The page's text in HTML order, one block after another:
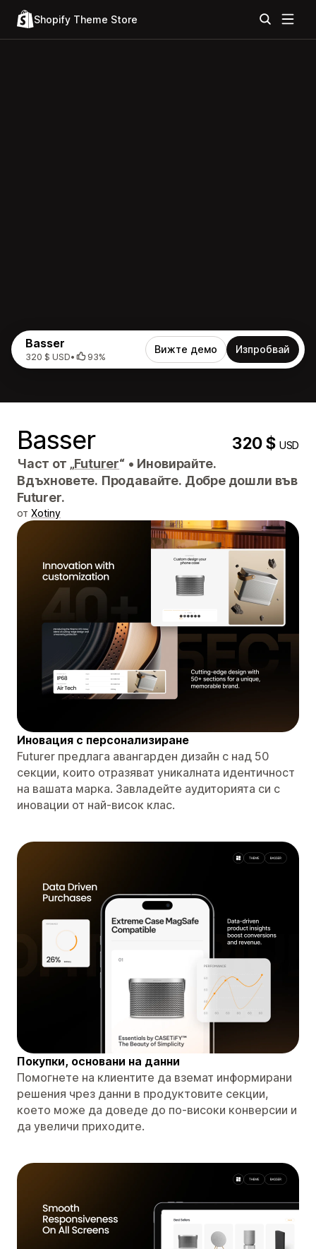
Shopify Theme Store
Basser
320 $ USD• 93%
Вижте демо Изпробвай
Basser 320 $USD
Част от „Futurer“ • Иновирайте.
Вдъхновете. Продавайте. Добре дошли във
Futurer.
от Xotiny
Иновация с персонализиране
Futurer предлага авангарден дизайн с над 50
секции, които отразяват уникалната идентичност
на вашата марка. Завладейте аудиторията си с
иновации от най-висок клас.
Покупки, основани на данни
Помогнете на клиентите да вземат информирани
решения чрез данни в продуктовите секции,
което може да доведе до по-високи конверсии и
да увеличи приходите.